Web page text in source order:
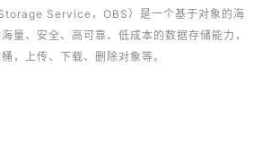
Service，OBS）是一个基于对象的海
量、安全、高可靠、低成本的数据存储能力，
，上传、下载、删除对象等。